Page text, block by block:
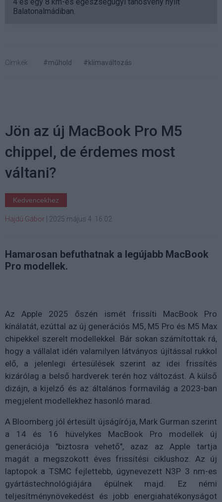
Balatonalmádiban.
Címkék: #műhold #klímaváltozás
Jön az új MacBook Pro M5
chippel, de érdemes most
váltani?
Kedvencekhez
Hajdú Gábor 2025 május 4. 16:02
Hamarosan befuthatnak a legújabb MacBook
Pro modellek.
Az Apple 2025 őszén ismét frissíti MacBook Pro
kínálatát, ezúttal az új generációs M5, M5 Pro és M5 Max
chipekkel szerelt modellekkel. Bár sokan számítottak rá,
hogy a vállalat idén valamilyen látványos újítással rukkol
elő, a jelenlegi értesülések szerint az idei frissítés
kizárólag a belső hardverek terén hoz változást. A külső
dizájn, a kijelző és az általános formavilág a 2023-ban
megjelent modellekhez hasonló marad.
A Bloomberg jól értesült újságírója, Mark Gurman szerint
a 14 és 16 hüvelykes MacBook Pro modellek új
generációja "biztosra vehető", azaz az Apple tartja
magát a megszokott éves frissítési ciklushoz. Az új
laptopok a TSMC fejlettebb, úgynevezett N3P 3 nm-es
gyártástechnológiájára épülnek majd. Ez némi
teljesítménynövekedést és jobb energiahatékonyságot